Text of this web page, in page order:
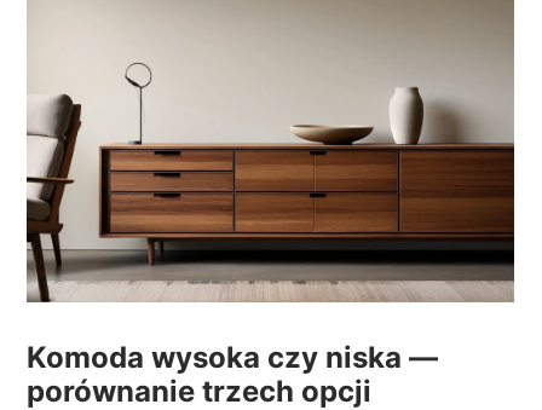
Komoda wysoka czy niska —
porównanie trzech opcji